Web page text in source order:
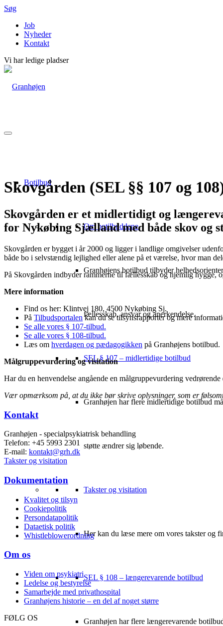
Søg
Job
Nyheder
Kontakt
Vi har ledige pladser
Botilbud
Om botilbuddene
Granhøjens botilbud tilbyder
fællesskab, ansvar og anerkendelse.
SEL § 107 – midlertidige botilbud
Granhøjen har flere midlertidige botilbud
støtte ændrer sig løbende.
Takster og visitation
Her kan du læse mere om vores takster og
SEL § 108 – længerevarende botilbud
Granhøjen har flere længerevarende
Skovgården (SEL §§ 107 og
Skovgården er et midlertidigt og
for Nykøbing Sjælland med både skov og
Skovgården er bygget i år 2000 og ligger i landlige omgivelser
både bo i selvstændig lejlighed eller alene på et værelse, hvor man
På Skovgården indbyder rammerne til fællesskab og hjemlig hygge,
Mere information
Find os her: Klintvej 180, 4500 Nykøbing Sj.
På Tilbudsportalenkan du se tilsynsrapporter og mere
Se alle vores § 107-tilbud.
Se alle vores § 108-tilbud.
Læs om hverdagen og pædagogikken på Granhøjens botilbud.
Målgruppevurdering og visitation
Har du en henvendelse angående en målgruppevurdering
Vær opmærksom på, at du ikke bør skrive oplysninger, som er
Kontakt
Granhøjen - specialpsykiatrisk behandling
Telefon: +45 5993 2301
E-mail: kontakt@grh.dk
Takster og visitation
Dokumentation
Kvalitet og tilsyn
Cookiepolitik
Persondatapolitik
Dataetisk politik
Whistleblowerordning
Om os
Viden om psykiatri
Ledelse og bestyrelse
Samarbejde med privathospital
Granhøjens historie – en del af noget større
FØLG OS